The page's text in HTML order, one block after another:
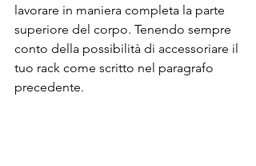
lavorare in maniera completa la parte
superiore del corpo. Tenendo sempre
conto della possibilità di accessoriare il
tuo rack come scritto nel paragrafo
precedente.